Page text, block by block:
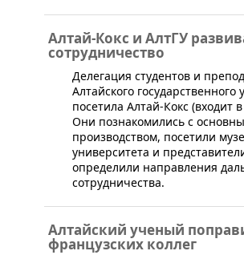
Алтай-Кокс и АлтГУ
сотрудничество
Делегация студентов и
Алтайского государственного
посетила Алтай-Кокс (входит
Они познакомились с
производством, посетили
университета и
определили направления
сотрудничества.
Алтайский ученый
французских коллег